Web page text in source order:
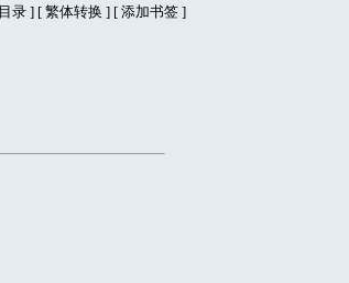
录 ] [ 繁体转换 ] [ 添加书签 ]